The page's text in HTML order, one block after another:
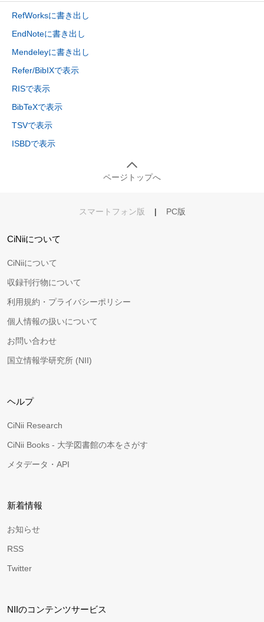
RefWorksに書き出し
EndNoteに書き出し
Mendeleyに書き出し
Refer/BibIXで表示
RISで表示
BibTeXで表示
TSVで表示
ISBDで表示
ページトップへ
スマートフォン版 | PC版
CiNiiについて
CiNiiについて
収録刊行物について
利用規約・プライバシーポリシー
個人情報の扱いについて
お問い合わせ
国立情報学研究所 (NII)
ヘルプ
CiNii Research
CiNii Books - 大学図書館の本をさがす
メタデータ・API
新着情報
お知らせ
RSS
Twitter
NIIのコンテンツサービス